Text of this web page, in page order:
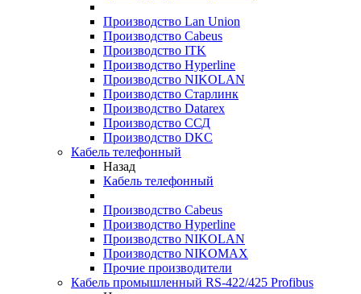
Производство Lan Union
Производство Cabeus
Производство ITK
Производство Hyperline
Производство NIKOLAN
Производство Старлинк
Производство Datarex
Производство ССД
Производство DKC
Кабель телефонный
Назад
Кабель телефонный
Производство Cabeus
Производство Hyperline
Производство NIKOLAN
Производство NIKOMAX
Прочие производители
Кабель промышленный RS-422/425 Profibus